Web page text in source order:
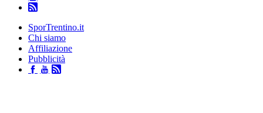
SporTrentino.it
Chi siamo
Affiliazione
Pubblicità